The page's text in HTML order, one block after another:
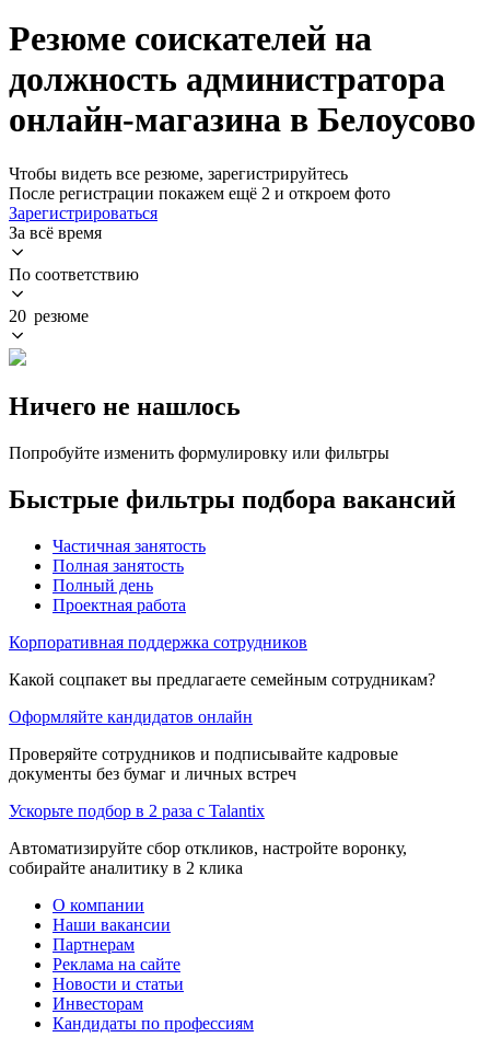
Резюме соискателей на
должность администратора
онлайн-магазина в Белоусово
Чтобы видеть все резюме, зарегистрируйтесь
После регистрации покажем ещё 2 и откроем фото
Зарегистрироваться
За всё время
По соответствию
20 резюме
Ничего не нашлось
Попробуйте изменить формулировку или фильтры
Быстрые фильтры подбора вакансий
Частичная занятость
Полная занятость
Полный день
Проектная работа
Корпоративная поддержка сотрудников
Какой соцпакет вы предлагаете семейным сотрудникам?
Оформляйте кандидатов онлайн
Проверяйте сотрудников и подписывайте кадровые
документы без бумаг и личных встреч
Ускорьте подбор в 2 раза с Talantix
Автоматизируйте сбор откликов, настройте воронку,
собирайте аналитику в 2 клика
О компании
Наши вакансии
Партнерам
Реклама на сайте
Новости и статьи
Инвесторам
Кандидаты по профессиям